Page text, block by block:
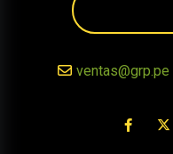
ventas@grp.pe